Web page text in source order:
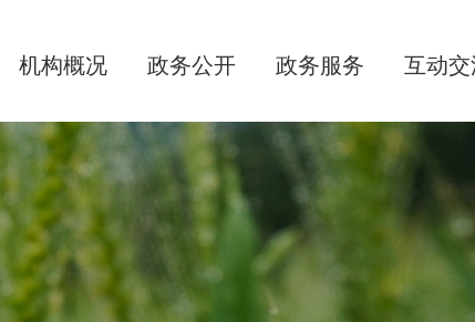
机构概况 政务公开 政务服务 互动交